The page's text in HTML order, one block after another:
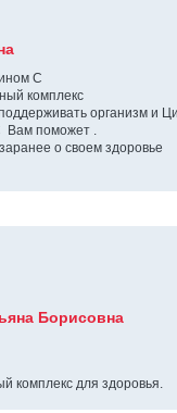
С
комплекс
организм и
Вам поможет .
о своем здоровье
Борисовна
комплекс для здоровья.